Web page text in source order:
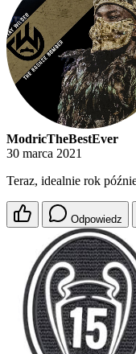
ModricTheBestEver
30 marca 2021
Teraz, idealnie rok
Odpowiedz